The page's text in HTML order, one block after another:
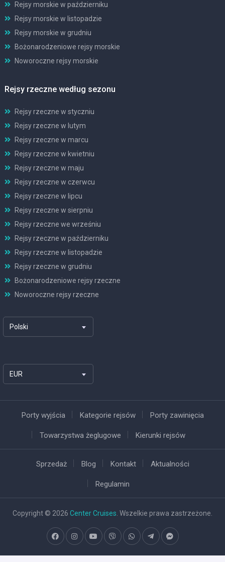
Rejsy morskie w październiku
Rejsy morskie w listopadzie
Rejsy morskie w grudniu
Bożonarodzeniowe rejsy morskie
Noworoczne rejsy morskie
Rejsy rzeczne według sezonu
Rejsy rzeczne w styczniu
Rejsy rzeczne w lutym
Rejsy rzeczne w marcu
Rejsy rzeczne w kwietniu
Rejsy rzeczne w maju
Rejsy rzeczne w czerwcu
Rejsy rzeczne w lipcu
Rejsy rzeczne w sierpniu
Rejsy rzeczne we wrześniu
Rejsy rzeczne w październiku
Rejsy rzeczne w listopadzie
Rejsy rzeczne w grudniu
Bożonarodzeniowe rejsy rzeczne
Noworoczne rejsy rzeczne
Polski
EUR
Porty wyjścia Kategorie rejsów Porty zawinięcia
Towarzystwa żeglugowe Kierunki rejsów
Sprzedaż Blog Kontakt Aktualności
Regulamin
Copyright © 2026 Center Cruises. Wszelkie prawa zastrzeżone.